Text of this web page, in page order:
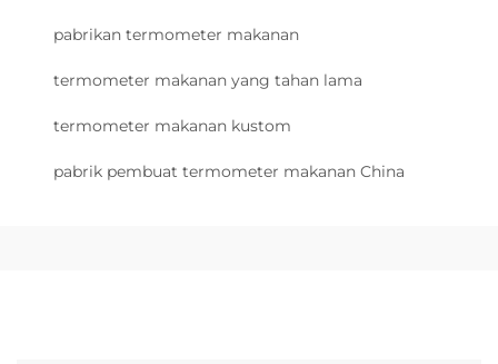
pabrikan termometer makanan
termometer makanan yang tahan lama
termometer makanan kustom
pabrik pembuat termometer makanan China